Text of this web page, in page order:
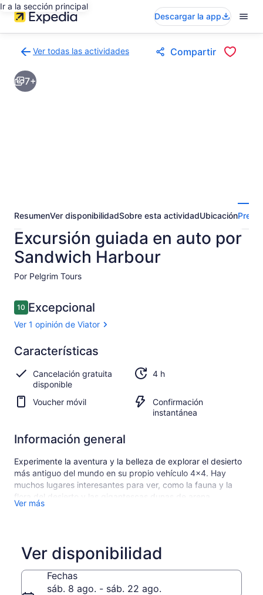
Ir a la sección principal
Descargar la app
Ver todas las actividades
a
la
página
Compartir
7+
ResumenVer disponibilidadSobre esta actividadUbicación
Excursión guiada en auto por
Sandwich Harbour
Por Pelgrim Tours
Opiniones
1010 de 10
Excepcional
Ver 1 opinión de Viator
10.0
10.0 de 10
Excepcional
Ver 1
opinión
Viator
Características
Cancelación gratuita
disponible
4 h
Voucher móvil
Confirmación
instantánea
Información general
Experimente la aventura y la belleza de explorar el desierto
más antiguo del mundo en su propio vehículo 4x4. Hay
muchos lugares interesantes para ver, como la fauna y la
flora del desierto y las gigantescas dunas de arena.
En
REFLEJOS:
Walvis Bay Lagoon
Ver más
Ver disponibilidad
Fechas
sáb. 8 ago. - sáb. 22 ago.